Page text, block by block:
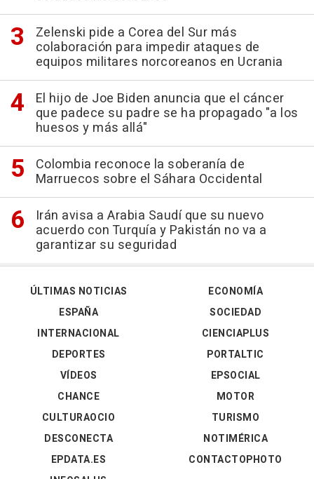
Zelenski pide a Corea del Sur más
colaboración para impedir ataques de
equipos militares norcoreanos en Ucrania
El hijo de Joe Biden anuncia que el cáncer
que padece su padre se ha propagado "a los
huesos y más allá"
Colombia reconoce la soberanía de
Marruecos sobre el Sáhara Occidental
Irán avisa a Arabia Saudí que su nuevo
acuerdo con Turquía y Pakistán no va a
garantizar su seguridad
ÚLTIMAS NOTICIAS
ESPAÑA
INTERNACIONAL
DEPORTES
VÍDEOS
ECONOMÍA
SOCIEDAD
CIENCIAPLUS
PORTALTIC
EPSOCIAL
CHANCE
CULTURAOCIO
DESCONECTA
EPDATA.ES
MOTOR
TURISMO
NOTIMÉRICA
CONTACTOPHOTO